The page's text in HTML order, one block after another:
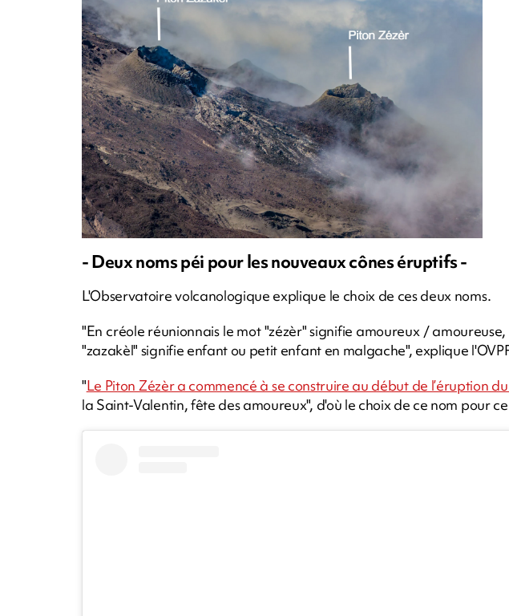
- Deux noms péi pour les nouveaux cônes éruptifs -
L'Observatoire volcanologique explique le choix de ces deux noms.
"En créole réunionnais le mot "zézèr" signifie amoureux /
"zazakèl" signifie enfant ou petit enfant en malgache", explique
"Le Piton Zézèr a commencé à se construire au début de l’éruption
la Saint-Valentin, fête des amoureux", d'où le choix de ce nom pour